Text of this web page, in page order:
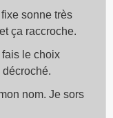
sonne très
ça raccroche.
le choix
nom. Je sors